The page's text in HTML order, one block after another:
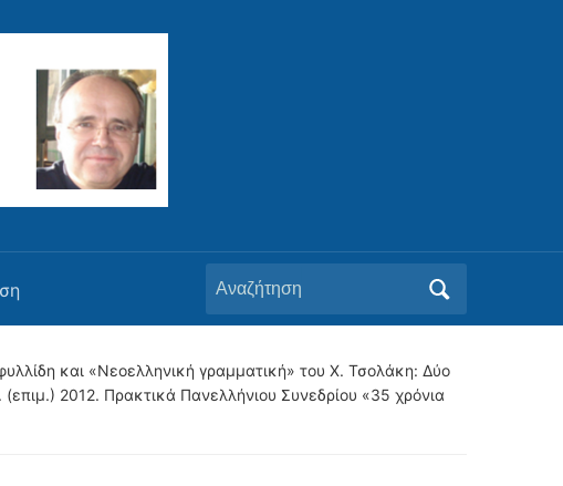
Αναζήτηση
για:
και «Νεοελληνική γραμματική» του Χ. Τσολάκη: Δύο
2012. Πρακτικά Πανελλήνιου Συνεδρίου «35 χρόνια